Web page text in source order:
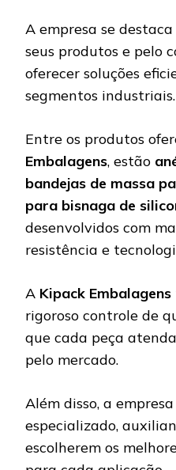
A empresa se
seus produtos e pelo
oferecer soluções
segmentos industriais.
Entre os produtos
Embalagens, estão
bandejas de massa
para bisnaga de
desenvolvidos com
resistência e
A Kipack Embalagens
rigoroso controle de
que cada peça
pelo mercado.
Além disso, a
especializado,
escolherem os